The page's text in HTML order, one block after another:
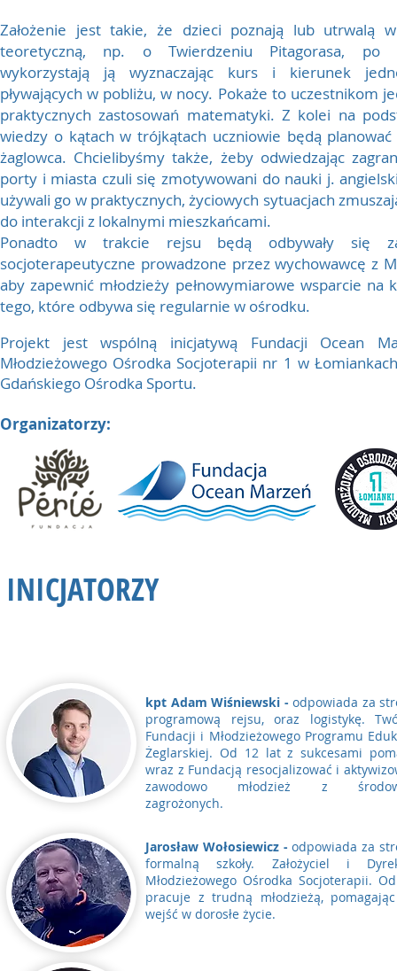
Założenie jest takie, że dzieci poznają lub utrwalą
teoretyczną, np. o Twierdzeniu Pitagorasa, po
wykorzystają ją wyznaczając kurs i kierunek
pływających w pobliżu, w nocy. Pokaże to uczestnikom
praktycznych zastosowań matematyki. Z kolei na
wiedzy o kątach w trójkątach uczniowie będą
żaglowca. Chcielibyśmy także, żeby odwiedzając
porty i miasta czuli się zmotywowani do nauki j.
używali go w praktycznych, życiowych sytuacjach
do interakcji z lokalnymi mieszkańcami.
Ponadto w trakcie rejsu będą odbywały się
socjoterapeutyczne prowadzone przez wychowawcę z
aby zapewnić młodzieży pełnowymiarowe wsparcie na
tego, które odbywa się regularnie w ośrodku.
Projekt jest wspólną inicjatywą Fundacji Ocean
Młodzieżowego Ośrodka Socjoterapii nr 1 w
Gdańskiego Ośrodka Sportu.
Organizatorzy:
INICJATORZY
kpt Adam Wiśniewski - odpowiada za
programową rejsu, oraz logistykę.
Fundacji i Młodzieżowego Programu
Żeglarskiej. Od 12 lat z sukcesami
wraz z Fundacją resocjalizować i
zawodowo młodzież z
zagrożonych.
Jarosław Wołosiewicz -odpowiada za
formalną szkoły. Założyciel i
Młodzieżowego Ośrodka Socjoterapii.
pracuje z trudną młodzieżą,
wejść w dorosłe życie.